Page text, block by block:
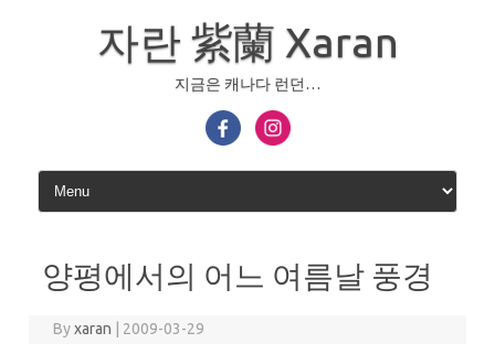
자란 紫蘭 Xaran
지금은 캐나다 런던…
양평에서의 어느 여름날 풍경
Byxaran 2009-03-29